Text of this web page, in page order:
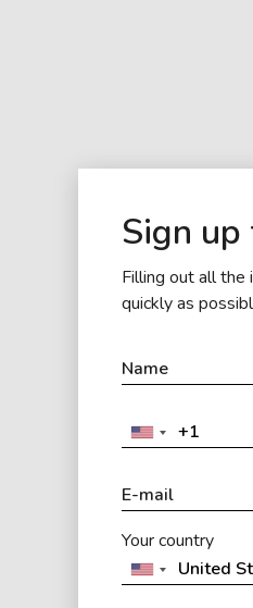
Sign
Filling out all the
quickly as
Your country